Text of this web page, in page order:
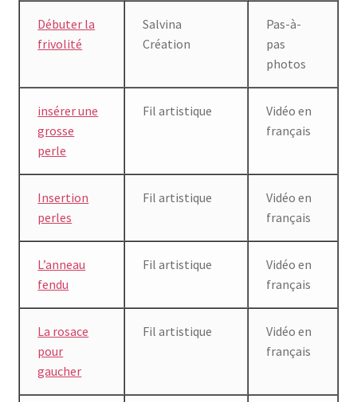
Débuter la
frivolité
Salvina
Création
Pas-à-
pas
photos
insérer une
grosse
perle
Fil artistique
Vidéo en
français
Insertion
perles
Fil artistique
Vidéo en
français
L’anneau
fendu
Fil artistique
Vidéo en
français
La rosace
pour
gaucher
Fil artistique
Vidéo en
français